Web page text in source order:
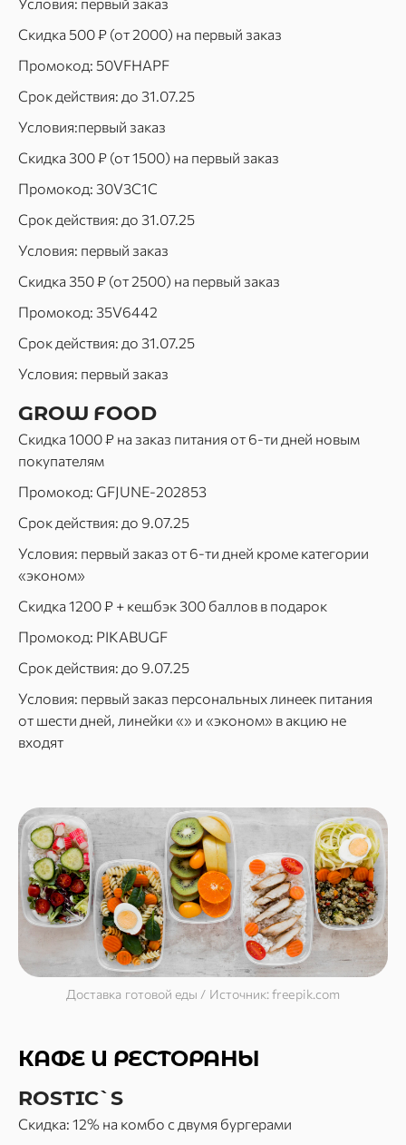
Скидка 500 ₽ (от 2000) на первый заказ
Промокод: 50VFHAPF
Срок действия: до 31.07.25
Условия:первый заказ
Скидка 300 ₽ (от 1500) на первый заказ
Промокод: 30V3C1C
Срок действия: до 31.07.25
Условия: первый заказ
Скидка 350 ₽ (от 2500) на первый заказ
Промокод: 35V6442
Срок действия: до 31.07.25
Условия: первый заказ
GROW FOOD
Скидка 1000 ₽ на заказ питания от 6-ти дней новым
покупателям
Промокод: GFJUNE-202853
Срок действия: до 9.07.25
Условия: первый заказ от 6-ти дней кроме категории
«эконом»
Скидка 1200 ₽ + кешбэк 300 баллов в подарок
Промокод: PIKABUGF
Срок действия: до 9.07.25
Условия: первый заказ персональных линеек питания
от шести дней, линейки «» и «эконом» в акцию не
входят
Доставка готовой еды / Источник: freepik.com
КАФЕ И РЕСТОРАНЫ
ROSTIC`S
Скидка: 12% на комбо с двумя бургерами